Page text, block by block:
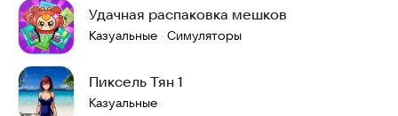
Удачная распаковка мешков
Казуальные · Симуляторы
Пиксель Тян 1
Казуальные